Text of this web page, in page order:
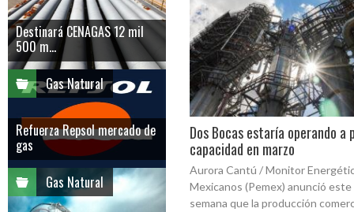
Dos Bocas estaría operando a
capacidad en marzo
Aurora Cantú / Monitor
Mexicanos (Pemex) anunció
semana que la producción
Destinará CENAGAS 12 mil
500 m...
Gas Natural
Refuerza Repsol mercado de
gas
Gas Natural